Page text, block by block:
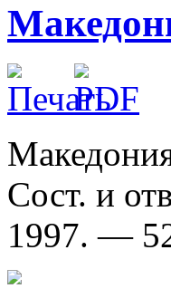
Сост. и
1997. —